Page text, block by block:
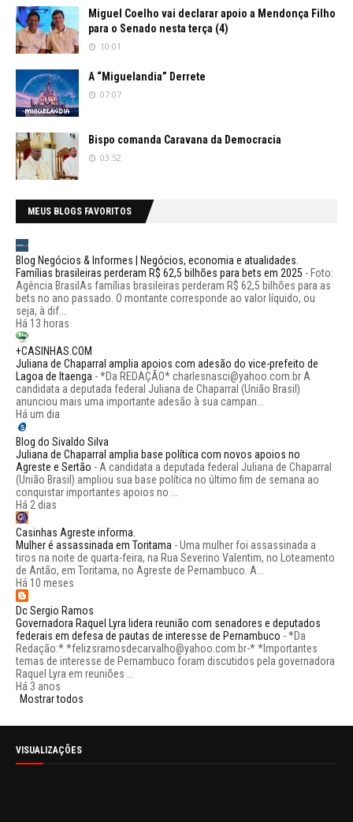
Miguel Coelho vai declarar apoio a Mendonça Filho
para o Senado nesta terça (4)
10:01
A “Miguelandia” Derrete
07:07
Bispo comanda Caravana da Democracia
03:52
MEUS BLOGS FAVORITOS
Blog Negócios & Informes | Negócios, economia e atualidades.
Famílias brasileiras perderam R$ 62,5 bilhões para bets em 2025 - Foto:
Agência BrasilAs famílias brasileiras perderam R$ 62,5 bilhões para as
bets no ano passado. O montante corresponde ao valor líquido, ou
seja, à dif...
Há 13 horas
+CASINHAS.COM
Juliana de Chaparral amplia apoios com adesão do vice-prefeito de
Lagoa de Itaenga -*Da REDAÇÃO* charlesnasci@yahoo.com.br A
candidata a deputada federal Juliana de Chaparral (União Brasil)
anunciou mais uma importante adesão à sua campan...
Há um dia
Blog do Sivaldo Silva
Juliana de Chaparral amplia base política com novos apoios no
Agreste e Sertão - A candidata a deputada federal Juliana de Chaparral
(União Brasil) ampliou sua base política no último fim de semana ao
conquistar importantes apoios no ...
Há 2 dias
Casinhas Agreste informa.
Mulher é assassinada em Toritama -Uma mulher foi assassinada a
tiros na noite de quarta-feira, na Rua Severino Valentim, no Loteamento
de Antão, em Toritama, no Agreste de Pernambuco. A...
Há 10 meses
Dc Sergio Ramos
Governadora Raquel Lyra lidera reunião com senadores e deputados
federais em defesa de pautas de interesse de Pernambuco -*Da
Redação:* *felizsramosdecarvalho@yahoo.com.br-* *Importantes
temas de interesse de Pernambuco foram discutidos pela governadora
Raquel Lyra em reuniões ...
Há 3 anos
Mostrar todos
VISUALIZAÇÕES